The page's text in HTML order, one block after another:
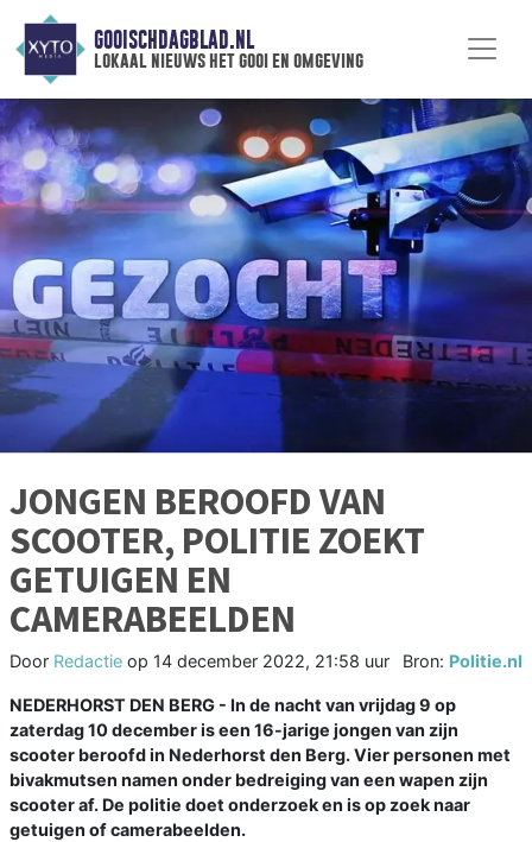
GOOISCHDAGBLAD.NL
lokaal nieuws het gooi en omgeving
JONGEN BEROOFD VAN
SCOOTER, POLITIE ZOEKT
GETUIGEN EN
CAMERABEELDEN
Door Redactie op 14 december 2022, 21:58 uur Bron: Politie.nl
NEDERHORST DEN BERG - In de nacht van vrijdag 9 op
zaterdag 10 december is een 16-jarige jongen van zijn
scooter beroofd in Nederhorst den Berg. Vier personen met
bivakmutsen namen onder bedreiging van een wapen zijn
scooter af. De politie doet onderzoek en is op zoek naar
getuigen of camerabeelden.